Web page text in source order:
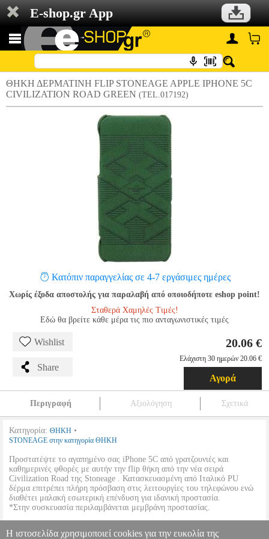
E-shop.gr App
ΘΗΚΗ ΔΕΡΜΑΤΙΝΗ FLIP STONEAGE APPLE IPHONE 5C
CIVILIZATION ROAD GREEN (TEL.017192)
Κατόπιν παραγγελίας σε 4-7 εργάσιμες ημέρες
Χωρίς έξοδα αποστολής για παραλαβή από οποιοδήποτε eshop point!
Σταθερά Χαμηλές Τιμές!
Εδώ θα βρείτε κάθε μέρα τις πιο ανταγωνιστικές τιμές
Wishlist
Share
20.06 €
Ελάχιστη 30 ημερών 20.06 €
Αγορά
Περιγραφή Αξιολόγηση Σχετικά
Κατηγορία: ΘΗΚΗ •
STONEAGE στην κατηγορία ΘΗΚΗ
Προστατέψτε το αγαπημένο σας iPhone 5C από γρατζουνιές και
καθημερινές φθορές με αυτήν την flip θήκη από την νέα σειρά
Civilization Road της Stoneage . Κατασκευασμένη από Ιταλικό PU
δέρμα επιτρέπει πλήρη πρόσβαση στις λειτουργίες του τηλεφώνου ενώ
διαθέτει μαλακή εσωτερική επένδυση για ιδανική προστασία.
*Στην συσκευασία περιλαμβάνεται μεμβράνη προστασίας.
κατασκευασμένα από υψηλής ποιότητας υλικά φιλικά προς το
Η ιστοσελίδα χρησιμοποιεί cookies για την ευκολία της